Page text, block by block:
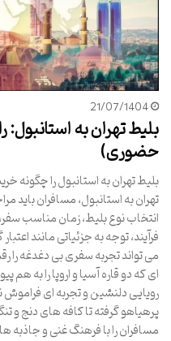
21/07/1404
بلیط تهران به
حضوری)
بلیط تهران به استانبول را چگونه
تهران به استانبول، مسافران
انتخاب نوع بلیط، زمان مناسب
فرآیند، توجه به جزئیاتی مانند
می تواند تجربه سفری بی دغدغه را
ای که دو قاره آسیا و اروپا را به هم
رویایی دلنشین و تجربه ای
پرهیاهو گرفته تا کافه های دنج و
مسافران را با فرهنگ غنی و